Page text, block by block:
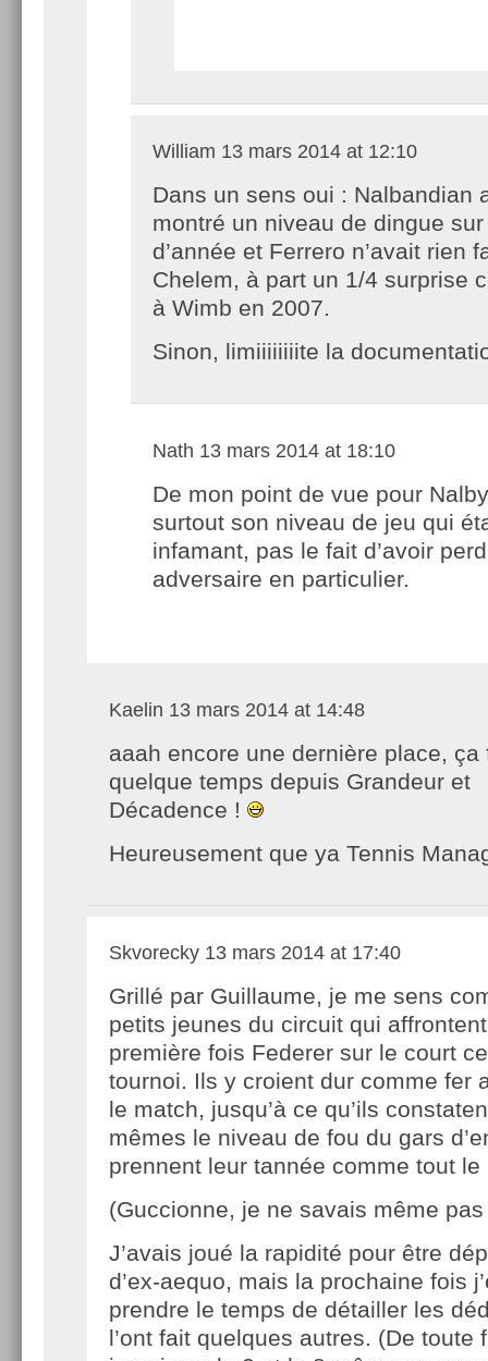
William 13 mars 2014 at 12:10
Dans un sens oui : Nalbandian
montré un niveau de dingue
d’année et Ferrero n’avait rien
Chelem, à part un 1/4 surprise
à Wimb en 2007.
Sinon, limiiiiiiiite la
Nath 13 mars 2014 at 18:10
De mon point de vue pour
surtout son niveau de jeu qui
infamant, pas le fait d’avoir
adversaire en particulier.
Kaelin 13 mars 2014 at 14:48
aaah encore une dernière place, ça
quelque temps depuis Grandeur et
Décadence !
Heureusement que ya Tennis
Skvorecky 13 mars 2014 at 17:40
Grillé par Guillaume, je me sens
petits jeunes du circuit qui
première fois Federer sur le court
tournoi. Ils y croient dur comme fer
le match, jusqu’à ce qu’ils
mêmes le niveau de fou du gars
prennent leur tannée comme tout le
(Guccionne, je ne savais même pas
J’avais joué la rapidité pour être
d’ex-aequo, mais la prochaine fois
prendre le temps de détailler les
l’ont fait quelques autres. (De toute